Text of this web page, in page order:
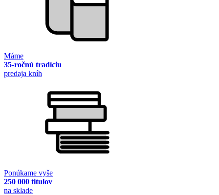
Máme
35-ročnú tradíciu
predaja kníh
Ponúkame vyše
250 000 titulov
na sklade